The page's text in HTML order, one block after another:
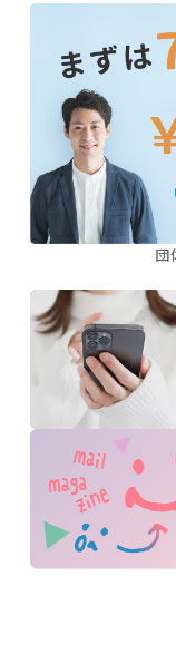
学」に基づく、
ソッドを、
金メダリスト
直接伝授して
保護者や居場
れて、自分の
けでなく、
子どもへの日
にもなる２時
今回は特別に、
を受けられる「
す。
不登校保護者の
またフリース
方にもおすすめ
不安がなくな
を勇気づける
団